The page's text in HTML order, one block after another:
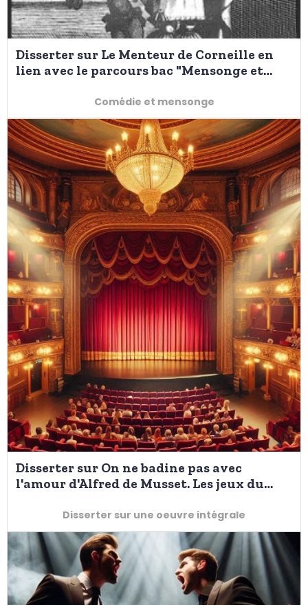
Disserter sur Le Menteur de Corneille en
lien avec le parcours bac "Mensonge et
Comédie et mensonge
Disserter sur On ne badine pas avec
l'amour d'Alfred de Musset. Les jeux du
Disserter sur une oeuvre intégrale